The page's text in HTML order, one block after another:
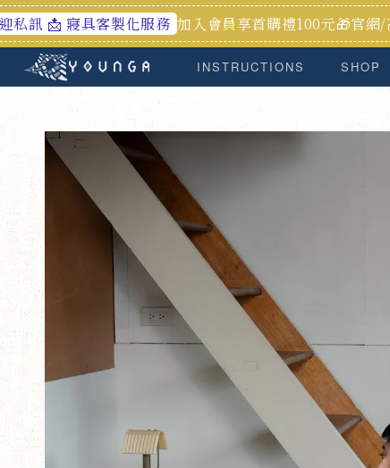
製化服務 加入會員享首購禮100元🎁官網/高雄門市皆可
INSTRUCTIONS SHOP